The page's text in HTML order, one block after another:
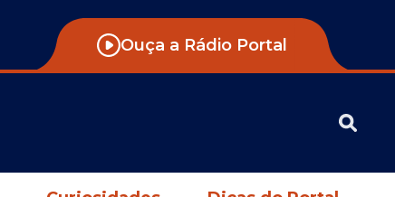
Ouça a Rádio Portal